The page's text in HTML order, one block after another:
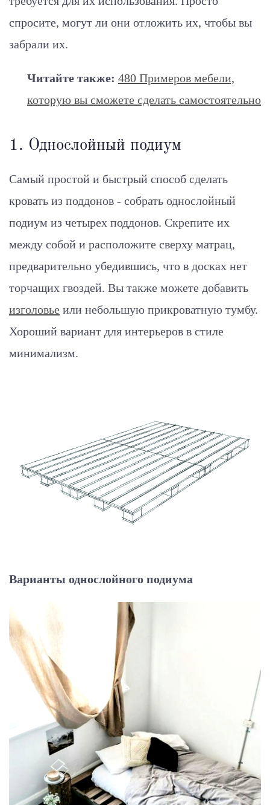
спросите, могут ли они отложить их, чтобы вы
забрали их.
Читайте также: 480 Примеров мебели,
которую вы сможете сделать самостоятельно
1. Однослойный подиум
Самый простой и быстрый способ сделать
кровать из поддонов - собрать однослойный
подиум из четырех поддонов. Скрепите их
между собой и расположите сверху матрац,
предварительно убедившись, что в досках нет
торчащих гвоздей. Вы также можете добавить
изголовье или небольшую прикроватную тумбу.
Хороший вариант для интерьеров в стиле
минимализм.
Варианты однослойного подиума